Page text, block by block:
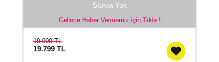
Stokta Yok
Gelince Haber Vermemiz için Tıkla !
19.999 TL
19.799 TL